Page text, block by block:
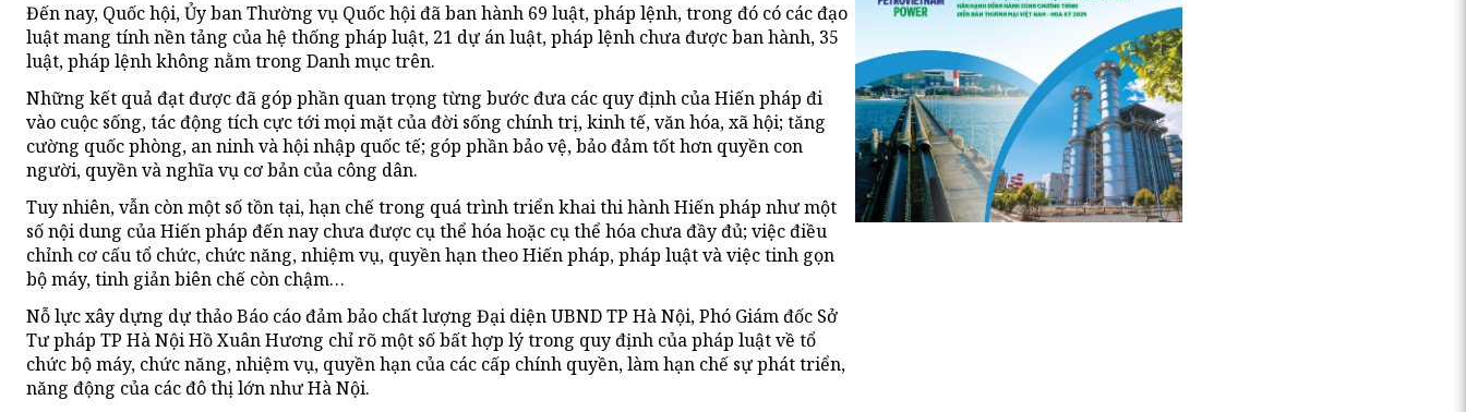
Đến nay, Quốc hội, Ủy ban Thường vụ Quốc hội đã ban hành 69 luật, pháp lệnh, trong đó có các đạo
luật mang tính nền tảng của hệ thống pháp luật, 21 dự án luật, pháp lệnh chưa được ban hành, 35
luật, pháp lệnh không nằm trong Danh mục trên.
Những kết quả đạt được đã góp phần quan trọng từng bước đưa các quy định của Hiến pháp đi
vào cuộc sống, tác động tích cực tới mọi mặt của đời sống chính trị, kinh tế, văn hóa, xã hội; tăng
cường quốc phòng, an ninh và hội nhập quốc tế; góp phần bảo vệ, bảo đảm tốt hơn quyền con
người, quyền và nghĩa vụ cơ bản của công dân.
Tuy nhiên, vẫn còn một số tồn tại, hạn chế trong quá trình triển khai thi hành Hiến pháp như một
số nội dung của Hiến pháp đến nay chưa được cụ thể hóa hoặc cụ thể hóa chưa đầy đủ; việc điều
chỉnh cơ cấu tổ chức, chức năng, nhiệm vụ, quyền hạn theo Hiến pháp, pháp luật và việc tinh gọn
bộ máy, tinh giản biên chế còn chậm…
Nỗ lực xây dựng dự thảo Báo cáo đảm bảo chất lượng Đại diện UBND TP Hà Nội, Phó Giám đốc Sở
Tư pháp TP Hà Nội Hồ Xuân Hương chỉ rõ một số bất hợp lý trong quy định của pháp luật về tổ
chức bộ máy, chức năng, nhiệm vụ, quyền hạn của các cấp chính quyền, làm hạn chế sự phát triển,
năng động của các đô thị lớn như Hà Nội.